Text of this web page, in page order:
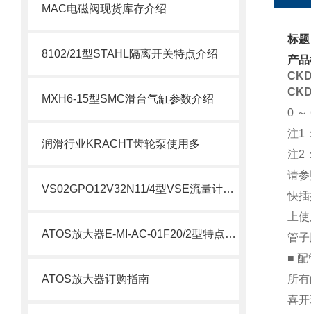
MAC电磁阀现货库存介绍
8102/21型STAHL隔离开关特点介绍
MXH6-15型SMC滑台气缸参数介绍
润滑行业KRACHT齿轮泵使用多
VS02GPO12V32N11/4型VSE流量计库存特点介绍
ATOS放大器E-MI-AC-01F20/2型特点介绍：
ATOS放大器订购指南
标
产
0 ～
注1
注2
请
快
上
管
■ 配
所
喜